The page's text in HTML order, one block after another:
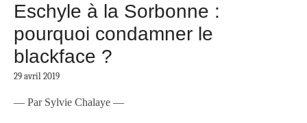
Eschyle à la Sorbonne :
pourquoi condamner le
blackface ?
29 avril 2019
— Par Sylvie Chalaye —